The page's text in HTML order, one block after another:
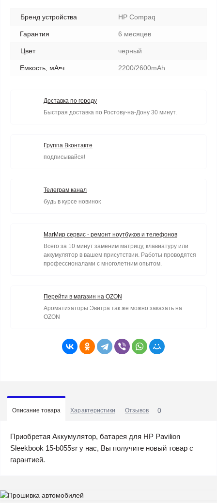
Бренд устройства HP Compaq
Гарантия 6 месяцев
Цвет черный
Емкость, мА•ч 2200/2600mAh
Доставка по городу
Быстрая доставка по Ростову-на-Дону 30 минут.
Группа Вконтакте
подписывайся!
Телеграм канал
будь в курсе новинок
МагМир сервис - ремонт ноутбуков и телефонов
Всего за 10 минут заменим матрицу, клавиатуру или
аккумулятор в вашем присутствии. Работы проводятся
профессионалами с многолетним опытом.
Перейти в магазин на OZON
Ароматизаторы Эвитра так же можно заказать на
OZON
Описание товара Характеристики Отзывов 0
Приобретая Аккумулятор, батарея для HP Pavilion
Sleekbook 15-b055sr у нас, Вы получите новый товар с
гарантией.